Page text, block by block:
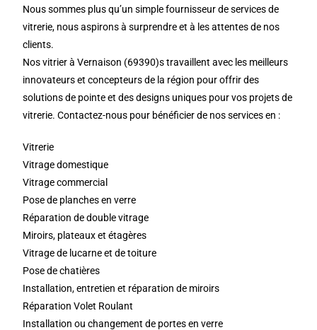
Nous sommes plus qu’un simple fournisseur de services de
vitrerie, nous aspirons à surprendre et à les attentes de nos
clients.
Nos vitrier à Vernaison (69390)s travaillent avec les meilleurs
innovateurs et concepteurs de la région pour offrir des
solutions de pointe et des designs uniques pour vos projets de
vitrerie. Contactez-nous pour bénéficier de nos services en :
Vitrerie
Vitrage domestique
Vitrage commercial
Pose de planches en verre
Réparation de double vitrage
Miroirs, plateaux et étagères
Vitrage de lucarne et de toiture
Pose de chatières
Installation, entretien et réparation de miroirs
Réparation Volet Roulant
Installation ou changement de portes en verre